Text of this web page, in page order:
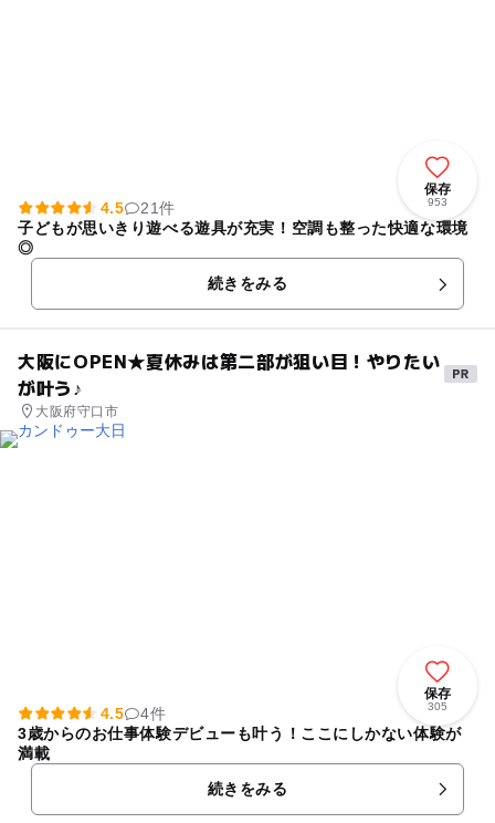
保存
953
4.5
21件
子どもが思いきり遊べる遊具が充実！空調も整った快適な環境
◎
続きをみる
大阪にOPEN★夏休みは第二部が狙い目！やりたい
が叶う♪
大阪府守口市
保存
305
4.5
4件
3歳からのお仕事体験デビューも叶う！ここにしかない体験が
満載
続きをみる